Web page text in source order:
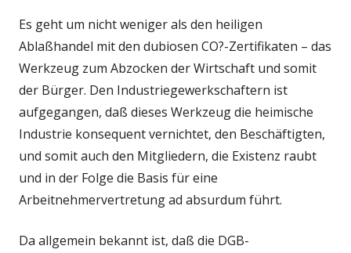
Es geht um nicht weniger als den heiligen
Ablaßhandel mit den dubiosen CO?-Zertifikaten – das
Werkzeug zum Abzocken der Wirtschaft und somit
der Bürger. Den Industriegewerkschaftern ist
aufgegangen, daß dieses Werkzeug die heimische
Industrie konsequent vernichtet, den Beschäftigten,
und somit auch den Mitgliedern, die Existenz raubt
und in der Folge die Basis für eine
Arbeitnehmervertretung ad absurdum führt.
Da allgemein bekannt ist, daß die DGB-